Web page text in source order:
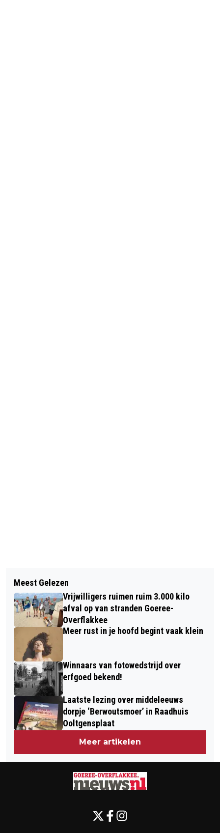
NIEUWE-TONGENAAR AANGEHOUDEN
NA VUURWERKROOF
NIEUWJAARSDUIK MIDDELHARNIS
GAAT DOOR
Meest Gelezen
Vrijwilligers ruimen ruim 3.000 kilo
afval op van stranden Goeree-
Overflakkee
Meer rust in je hoofd begint vaak klein
Winnaars van fotowedstrijd over
erfgoed bekend!
Laatste lezing over middeleeuws
dorpje ‘Berwoutsmoer’ in Raadhuis
Ooltgensplaat
Meer artikelen